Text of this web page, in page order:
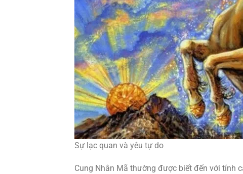
Sự lạc quan và yêu tự do
Cung Nhân Mã thường được biết đến với tính